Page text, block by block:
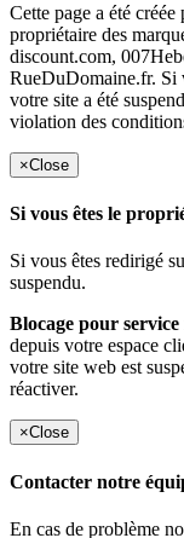
Cette page a été
propriétaire des
discount.com,
RueDuDomaine.fr. Si
votre site a été
violation des
×Close
Si vous êtes le
Si vous êtes redirigé
suspendu.
Blocage pour
depuis votre espace
votre site web est
réactiver.
×Close
Contacter notre
En cas de problème